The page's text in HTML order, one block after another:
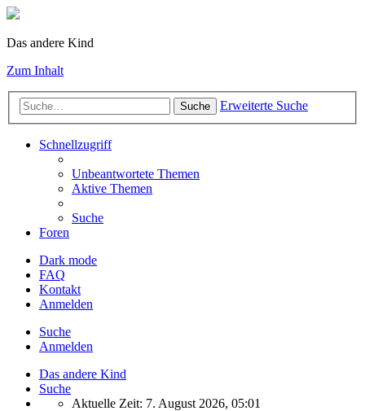
Das andere Kind
Zum Inhalt
Suche Erweiterte Suche
Schnellzugriff
Unbeantwortete Themen
Aktive Themen
Suche
Foren
Dark mode
FAQ
Kontakt
Anmelden
Suche
Anmelden
Das andere Kind
Suche
Aktuelle Zeit: 7. August 2026, 05:01